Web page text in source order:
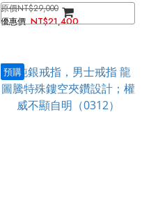
NT$29,000
NT$21,400
預購